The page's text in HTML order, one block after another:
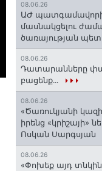
08.06.26
ԱԺ պատգամավորի
մասնակցելու
ծառայության
08.06.26
Դատարանները
բացենք․․․
08.06.26
«Ծառուկյանի
իրենց «կրիշայի»
Ոսկան Սարգսյան
08.06.26
«Փոխեք այդ